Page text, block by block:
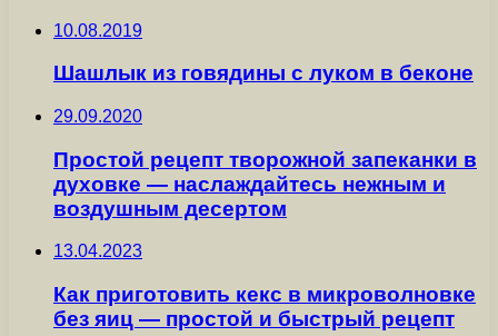
10.08.2019
Шашлык из говядины с луком в беконе
29.09.2020
Простой рецепт творожной запеканки в
духовке — наслаждайтесь нежным и
воздушным десертом
13.04.2023
Как приготовить кекс в микроволновке
без яиц — простой и быстрый рецепт